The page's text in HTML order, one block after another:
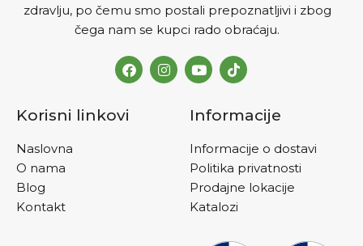
zdravlju, po čemu smo postali prepoznatljivi i zbog
čega nam se kupci rado obraćaju.
Korisni linkovi
Naslovna
O nama
Blog
Kontakt
Informacije
Informacije o dostavi
Politika privatnosti
Prodajne lokacije
Katalozi